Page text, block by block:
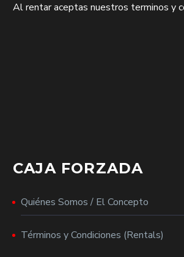
Al rentar aceptas nuestros terminos y
CAJA FORZADA
Quiénes Somos / El Concepto
Términos y Condiciones (Rentals)